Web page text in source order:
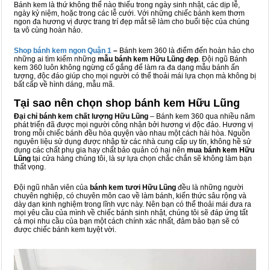
Bánh kem là thứ không thể nào thiếu trong ngày sinh nhật, các dịp lễ,
ngày kỷ niệm, hoặc trong các lễ cưới. Với những chiếc bánh kem thơm
ngon đa hương vị được trang trí đẹp mắt sẽ làm cho buổi tiệc của chúng
ta vô cùng hoàn hảo.
Shop bánh kem ngon Quận 1 – Bánh kem 360 là điểm đến hoàn hảo cho
những ai tìm kiếm những mẫu bánh kem Hữu Lũng đẹp. Đội ngũ Bánh
kem 360 luôn không ngừng cố gắng để làm ra đa dạng mẫu bánh ấn
tượng, độc đáo giúp cho mọi người có thể thoải mái lựa chọn mà không bị
bất cấp về hình dáng, mẫu mã.
Tại sao nên chọn shop bánh kem Hữu Lũng
Đại chỉ bánh kem chất lượng Hữu Lũng – Bánh kem 360 qua nhiều năm
phát triển đã được mọi người công nhận bởi hương vị độc đáo. Hương vị
trong mỗi chiếc bánh đều hòa quyện vào nhau một cách hài hòa. Nguồn
nguyên liệu sử dụng được nhập từ các nhà cung cấp uy tín, không hề sử
dụng các chất phụ gia hay chất bảo quản có hại nên mua bánh kem Hữu
Lũng tại cửa hàng chúng tôi, là sự lựa chọn chắc chắn sẽ không làm bạn
thất vọng.
Đội ngũ nhân viên của bánh kem tươi Hữu Lũng đều là những người
chuyên nghiệp, có chuyên môn cao về làm bánh, kiến thức sâu rộng và
dày dạn kinh nghiệm trong lĩnh vực này. Nên bạn có thể thoải mái đưa ra
mọi yêu cầu của mình về chiếc bánh sinh nhật, chúng tôi sẽ đáp ứng tất
cả mọi nhu cầu của bạn một cách chính xác nhất, đảm bảo bạn sẽ có
được chiếc bánh kem tuyệt vời.